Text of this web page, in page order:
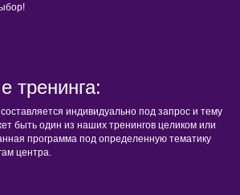
тренинга:
индивидуально под запрос и тему
быть один из наших тренингов целиком или
программа под определенную тематику
центра.